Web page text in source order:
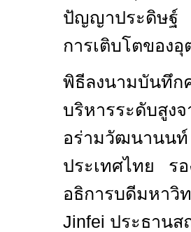
ปัญญาประดิษฐ์
การเติบโตของ
พิธีลงนามบันทึก
บริหารระดับสูง
อร่ามวัฒนานน
ประเทศไทย ร
อธิการบดีมหาวิ
Jinfei ประธานส